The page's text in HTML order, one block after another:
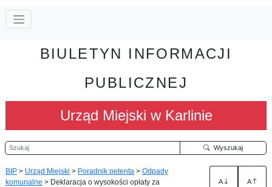
BIULETYN INFORMACJI
PUBLICZNEJ
Urząd Miejski w Karlinie
Szukaj Wyszukaj
BIP > Urząd Miejski > Poradnik petenta > Odpady
komunalne > Deklaracja o wysokości opłaty za
A A